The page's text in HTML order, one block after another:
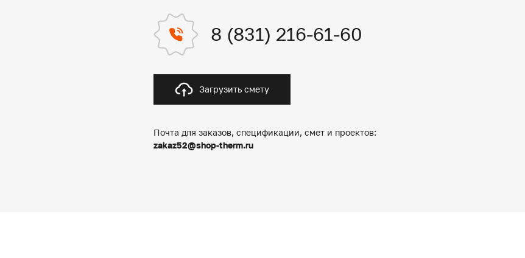
8 (831) 216-61-60
Загрузить смету
Почта для заказов, спецификации, смет и проектов:
zakaz52@shop-therm.ru